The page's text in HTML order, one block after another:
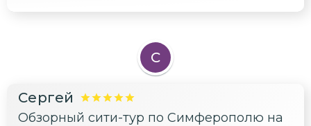
С
Сергей
Обзорный сити-тур по Симферополю на